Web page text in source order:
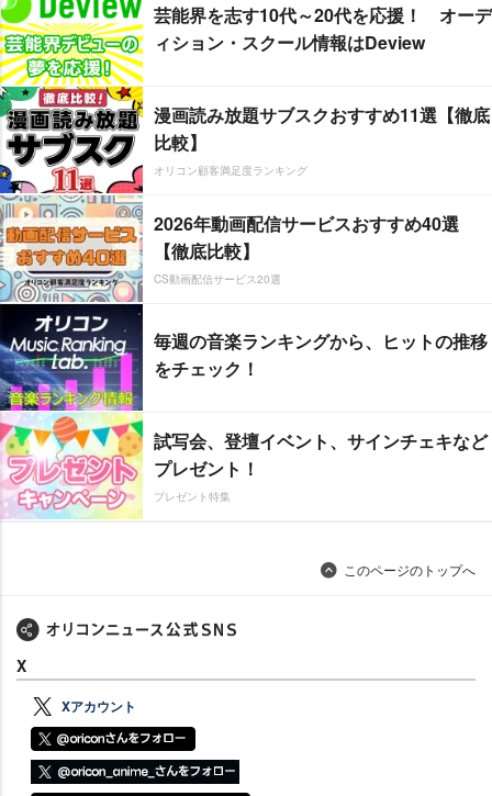
芸能界を志す10代～20代を応援！ オーデ
ィション・スクール情報はDeview
漫画読み放題サブスクおすすめ11選【徹底
比較】
オリコン顧客満足度ランキング
2026年動画配信サービスおすすめ40選
【徹底比較】
CS動画配信サービス20選
毎週の音楽ランキングから、ヒットの推移
をチェック！
試写会、登壇イベント、サインチェキなど
プレゼント！
プレゼント特集
このページのトップへ
X
Xアカウント